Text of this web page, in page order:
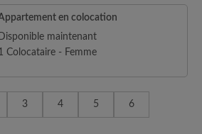
en colocation
Disponible maintenant
Colocataire - Femme
3 4 5 6